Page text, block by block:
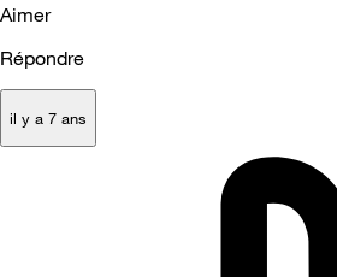
Aimer
Répondre
il y a 7 ans